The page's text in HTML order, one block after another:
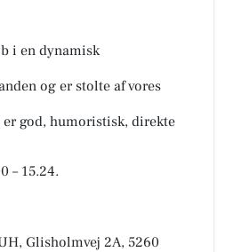
i en dynamisk
og er stolte af vores
god, humoristisk, direkte
– 15.24.
Glisholmvej 2A, 5260